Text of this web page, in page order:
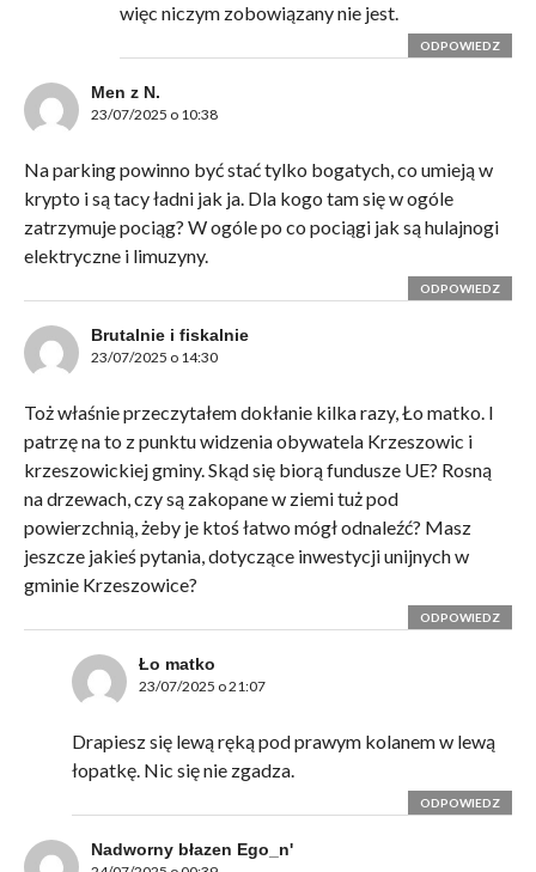
więc niczym zobowiązany nie jest.
ODPOWIEDZ
Men z N.
23/07/2025 o 10:38
Na parking powinno być stać tylko bogatych, co umieją w
krypto i są tacy ładni jak ja. Dla kogo tam się w ogóle
zatrzymuje pociąg? W ogóle po co pociągi jak są hulajnogi
elektryczne i limuzyny.
ODPOWIEDZ
Brutalnie i fiskalnie
23/07/2025 o 14:30
Toż właśnie przeczytałem dokłanie kilka razy, Ło matko. I
patrzę na to z punktu widzenia obywatela Krzeszowic i
krzeszowickiej gminy. Skąd się biorą fundusze UE? Rosną
na drzewach, czy są zakopane w ziemi tuż pod
powierzchnią, żeby je ktoś łatwo mógł odnaleźć? Masz
jeszcze jakieś pytania, dotyczące inwestycji unijnych w
gminie Krzeszowice?
ODPOWIEDZ
Ło matko
23/07/2025 o 21:07
Drapiesz się lewą ręką pod prawym kolanem w lewą
łopatkę. Nic się nie zgadza.
ODPOWIEDZ
Nadworny błazen Ego_n'